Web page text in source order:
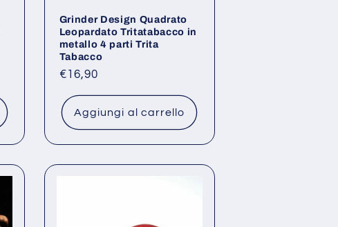
Grinder Design Quadrato
Leopardato Tritatabacco in
metallo 4 parti Trita
Tabacco
Prezzo
listino
€16,90
Aggiungi al carrello